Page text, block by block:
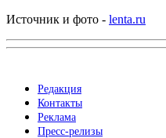
Источник и фото - lenta.ru
Редакция
Контакты
Реклама
Пресс-релизы